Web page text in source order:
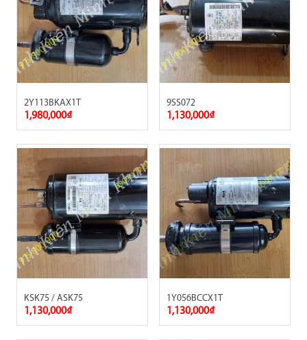
2Y113BKAX1T
1,980,000₫
9SS072
1,130,000₫
KSK75 / ASK75
1,130,000₫
1Y056BCCX1T
1,130,000₫